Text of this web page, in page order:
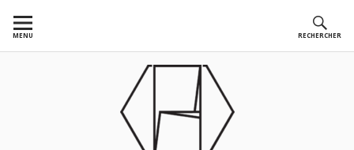
auMENU RECHERCHER